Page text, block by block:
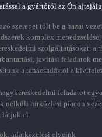
a gyártótól az Ön ajtajáig
szerepet tölt be a hazai
komplex
szolgáltatásokat, a
javítási feladatok
a tanácsadástól a
feladatot
hírközlési piacon
látjuk el.
adatkezelési elveink